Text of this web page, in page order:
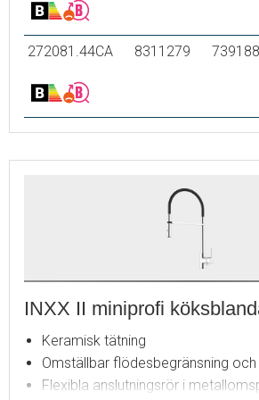
272081.44CA 8311279
INXX II miniprofi
Keramisk tätning
Omställbar flödesbegränsning
Flexibla anslutningsrör i